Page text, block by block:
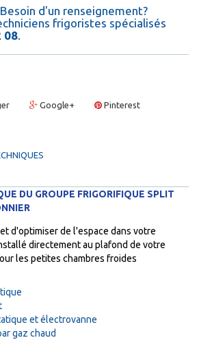
d'un renseignement?
frigoristes spécialisés
08.
Google+ Pinterest
DU GROUPE FRIGORIFIQUE SPLIT
d'optimiser de l'espace dans votre
directement au plafond de votre
les petites chambres froides
et électrovanne
gaz chaud